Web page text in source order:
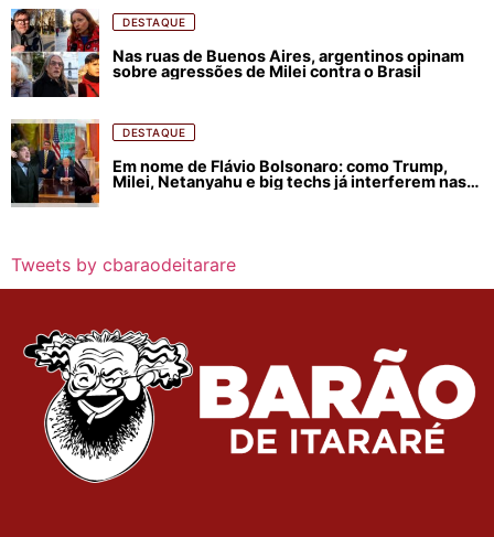
DESTAQUE
Nas ruas de Buenos Aires, argentinos opinam
sobre agressões de Milei contra o Brasil
DESTAQUE
Em nome de Flávio Bolsonaro: como Trump,
Milei, Netanyahu e big techs já interferem nas
Tweets by cbaraodeitarare